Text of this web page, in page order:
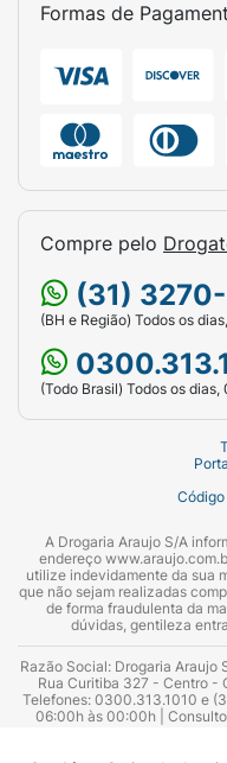
Formas de
Compre pelo
(31)
(BH e Região) Todos os
(Todo Brasil) Todos os
A Drogaria Araujo S/A
endereço
utilize indevidamente da sua
que não sejam realizadas
de forma fraudulenta da
dúvidas, gentileza
Razão Social: Drogaria Araujo
Rua Curitiba 327 - Centro -
Telefones: 0300.313.1010 e
06:00h às 00:00h |
Azevedo Guimarães – CRF